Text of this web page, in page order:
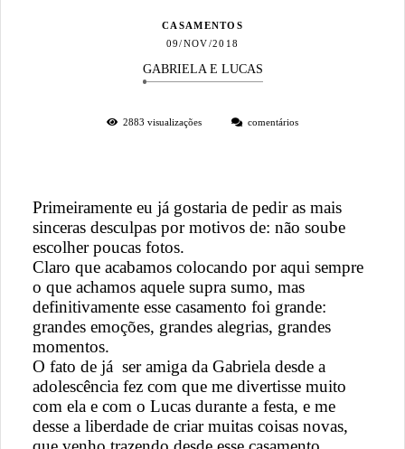
CASAMENTOS
09/NOV/2018
GABRIELA E LUCAS
2883 visualizações comentários
Primeiramente eu já gostaria de pedir as mais
sinceras desculpas por motivos de: não soube
escolher poucas fotos.
Claro que acabamos colocando por aqui sempre
o que achamos aquele supra sumo, mas
definitivamente esse casamento foi grande:
grandes emoções, grandes alegrias, grandes
momentos.
O fato de já ser amiga da Gabriela desde a
adolescência fez com que me divertisse muito
com ela e com o Lucas durante a festa, e me
desse a liberdade de criar muitas coisas novas,